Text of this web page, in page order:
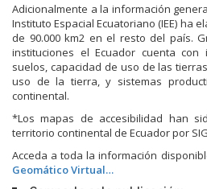
Adicionalmente a la información
Instituto Espacial Ecuatoriano (IEE) ha
de 90.000 km2 en el resto del país.
instituciones el Ecuador cuenta con
suelos, capacidad de uso de las
uso de la tierra, y sistemas
continental.
*Los mapas de accesibilidad han
territorio continental de Ecuador por
Acceda a toda la información
Geomático Virtual…